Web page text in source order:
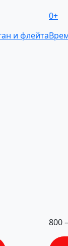
и флейта
0+
800